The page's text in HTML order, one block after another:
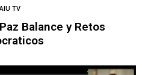
TV
Balance y Retos